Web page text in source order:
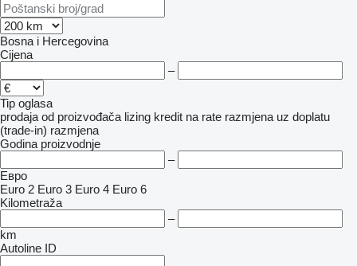
Bosna i Hercegovina
Cijena
–
Tip oglasa
prodaja od proizvođača lizing kredit na rate razmjena uz doplatu
(trade-in) razmjena
Godina proizvodnje
–
Евро
Euro 2 Euro 3 Euro 4 Euro 6
Kilometraža
–
km
Autoline ID